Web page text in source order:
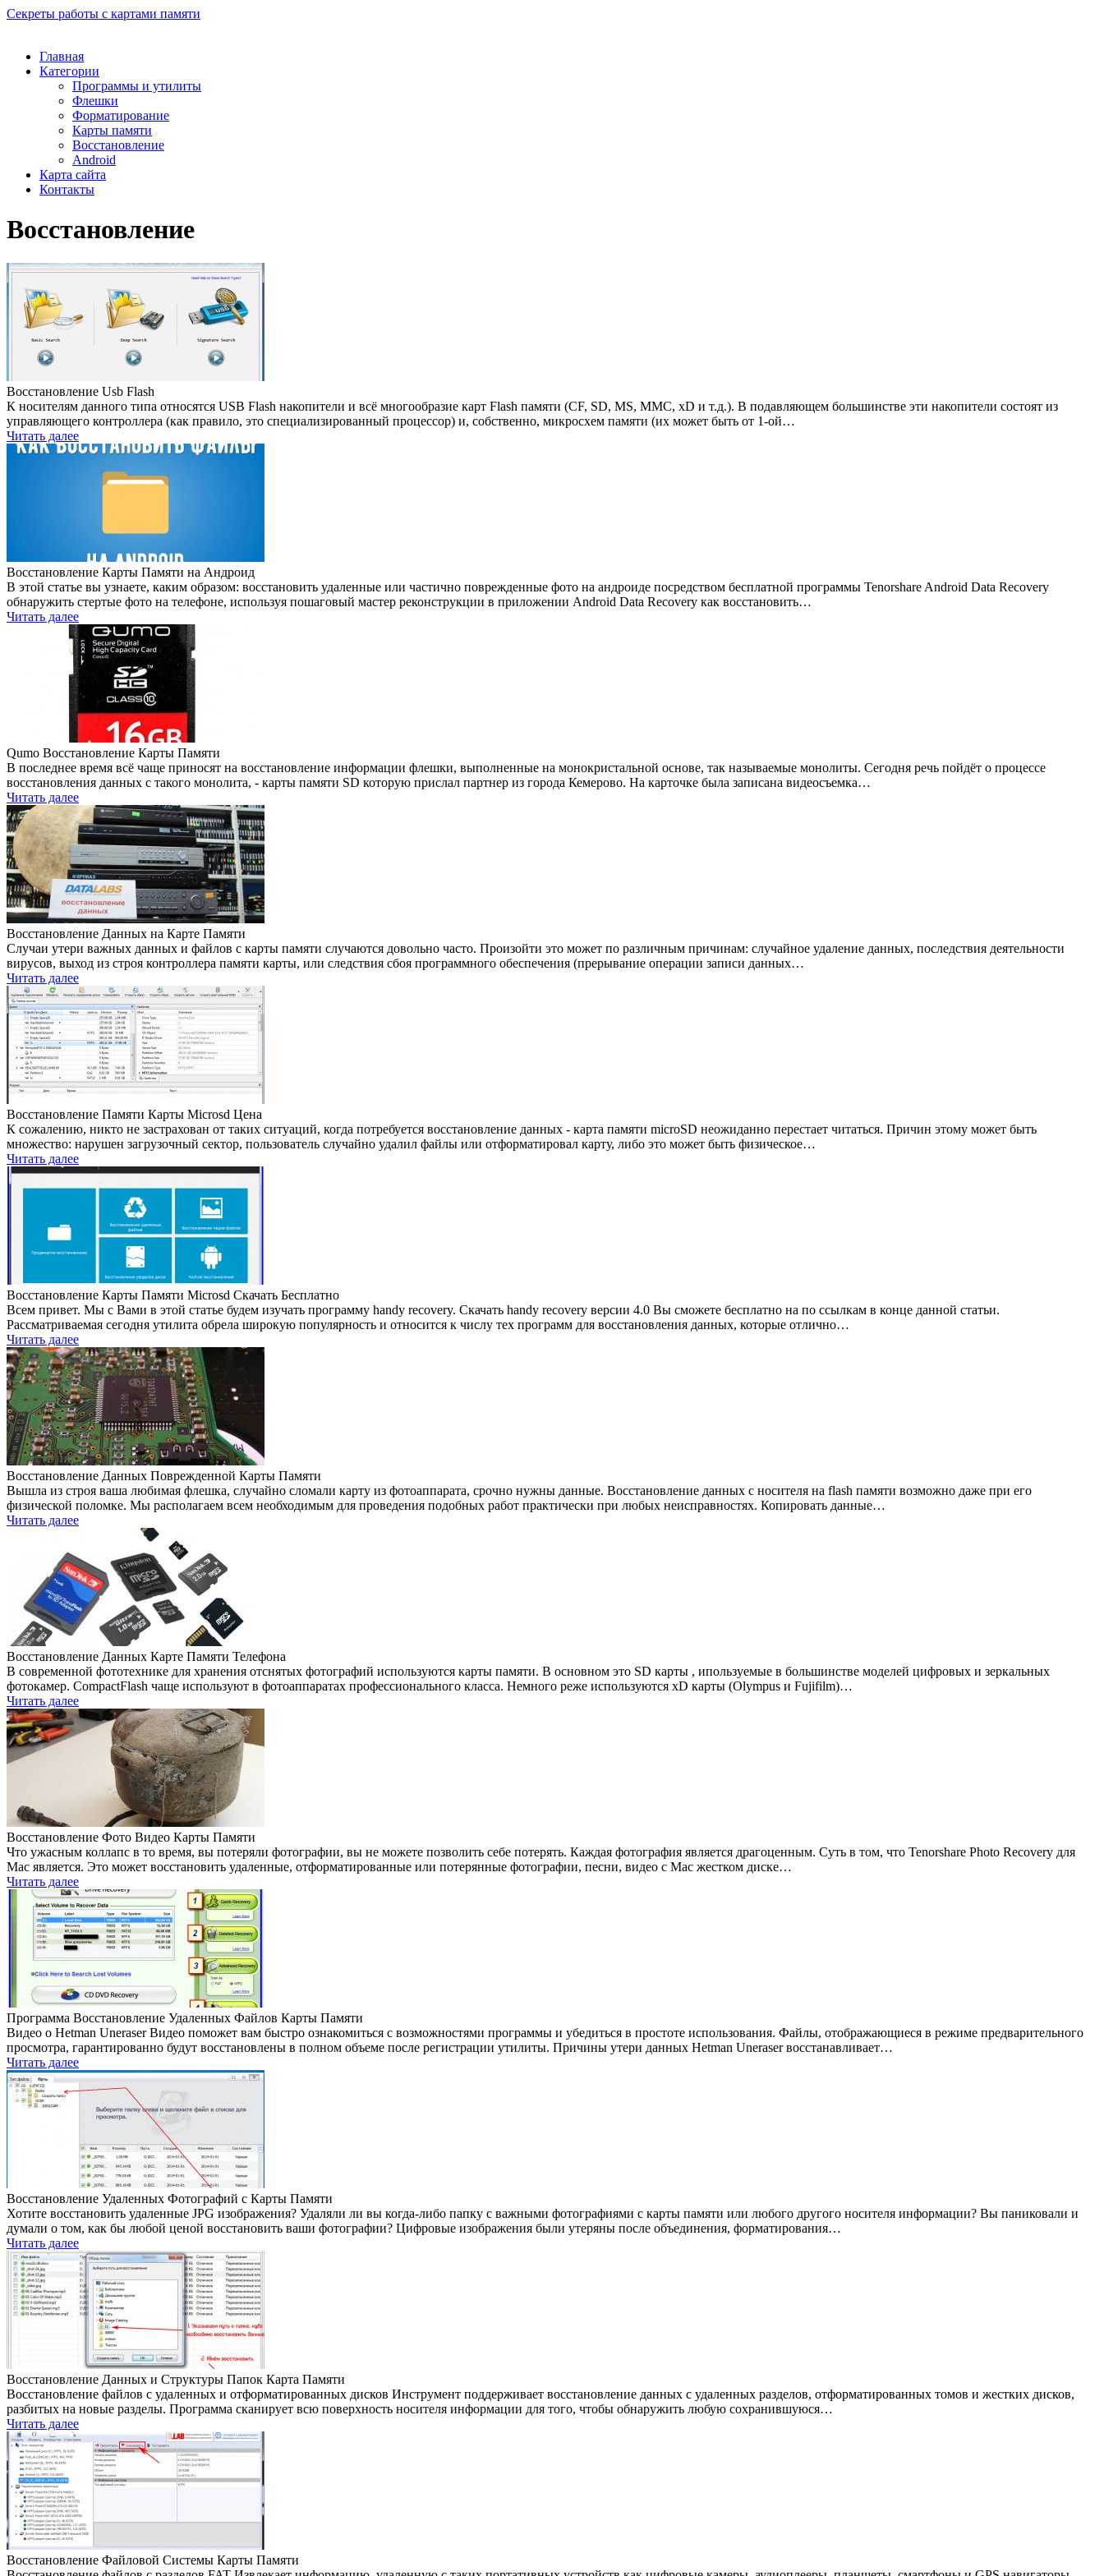
Секреты работы с картами памяти
Главная
Категории
Программы и утилиты
Флешки
Форматирование
Карты памяти
Восстановление
Android
Карта сайта
Контакты
Восстановление
Восстановление Usb Flash
К носителям данного типа относятся USB Flash накопители и всё многообразие карт Flash памяти (CF, SD, MS, MMC, xD и т.д.). В подавляющем большинстве эти накопители состоят из
управляющего контроллера (как правило, это специализированный процессор) и, собственно, микросхем памяти (их может быть от 1-ой…
Читать далее
Восстановление Карты Памяти на Андроид
В этой статье вы узнаете, каким образом: восстановить удаленные или частично поврежденные фото на андроиде посредством бесплатной программы Tenorshare Android Data Recovery
обнаружить стертые фото на телефоне, используя пошаговый мастер реконструкции в приложении Android Data Recovery как восстановить…
Читать далее
Qumo Восстановление Карты Памяти
В последнее время всё чаще приносят на восстановление информации флешки, выполненные на монокристальной основе, так называемые монолиты. Сегодня речь пойдёт о процессе
восстановления данных с такого монолита, - карты памяти SD которую прислал партнер из города Кемерово. На карточке была записана видеосъемка…
Читать далее
Восстановление Данных на Карте Памяти
Случаи утери важных данных и файлов с карты памяти случаются довольно часто. Произойти это может по различным причинам: случайное удаление данных, последствия деятельности
вирусов, выход из строя контроллера памяти карты, или следствия сбоя программного обеспечения (прерывание операции записи данных…
Читать далее
Восстановление Памяти Карты Microsd Цена
К сожалению, никто не застрахован от таких ситуаций, когда потребуется восстановление данных - карта памяти microSD неожиданно перестает читаться. Причин этому может быть
множество: нарушен загрузочный сектор, пользователь случайно удалил файлы или отформатировал карту, либо это может быть физическое…
Читать далее
Восстановление Карты Памяти Microsd Скачать Бесплатно
Всем привет. Мы с Вами в этой статье будем изучать программу handy recovery. Скачать handy recovery версии 4.0 Вы сможете бесплатно на по ссылкам в конце данной статьи.
Рассматриваемая сегодня утилита обрела широкую популярность и относится к числу тех программ для восстановления данных, которые отлично…
Читать далее
Восстановление Данных Поврежденной Карты Памяти
Вышла из строя ваша любимая флешка, случайно сломали карту из фотоаппарата, срочно нужны данные. Восстановление данных с носителя на flash памяти возможно даже при его
физической поломке. Мы располагаем всем необходимым для проведения подобных работ практически при любых неисправностях. Копировать данные…
Читать далее
Восстановление Данных Карте Памяти Телефона
В современной фототехнике для хранения отснятых фотографий используются карты памяти. В основном это SD карты , ипользуемые в большинстве моделей цифровых и зеркальных
фотокамер. CompactFlash чаще используют в фотоаппаратах профессионального класса. Немного реже используются xD карты (Olympus и Fujifilm)…
Читать далее
Восстановление Фото Видео Карты Памяти
Что ужасным коллапс в то время, вы потеряли фотографии, вы не можете позволить себе потерять. Каждая фотография является драгоценным. Суть в том, что Tenorshare Photo Recovery для
Mac является. Это может восстановить удаленные, отформатированные или потерянные фотографии, песни, видео с Mac жестком диске…
Читать далее
Программа Восстановление Удаленных Файлов Карты Памяти
Видео о Hetman Uneraser Видео поможет вам быстро ознакомиться с возможностями программы и убедиться в простоте использования. Файлы, отображающиеся в режиме предварительного
просмотра, гарантированно будут восстановлены в полном объеме после регистрации утилиты. Причины утери данных Hetman Uneraser восстанавливает…
Читать далее
Восстановление Удаленных Фотографий с Карты Памяти
Хотите восстановить удаленные JPG изображения? Удаляли ли вы когда-либо папку с важными фотографиями с карты памяти или любого другого носителя информации? Вы паниковали и
думали о том, как бы любой ценой восстановить ваши фотографии? Цифровые изображения были утеряны после объединения, форматирования…
Читать далее
Восстановление Данных и Структуры Папок Карта Памяти
Восстановление файлов с удаленных и отформатированных дисков Инструмент поддерживает восстановление данных с удаленных разделов, отформатированных томов и жестких дисков,
разбитых на новые разделы. Программа сканирует всю поверхность носителя информации для того, чтобы обнаружить любую сохранившуюся…
Читать далее
Восстановление Файловой Системы Карты Памяти